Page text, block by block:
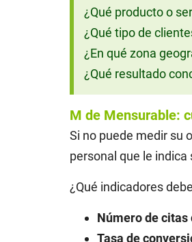
¿Qué producto o
¿Qué tipo de
¿En qué zona
¿Qué resultado
M de Mensurable:
Si no puede medir su
personal que le
¿Qué indicadores
Número de citas
Tasa de